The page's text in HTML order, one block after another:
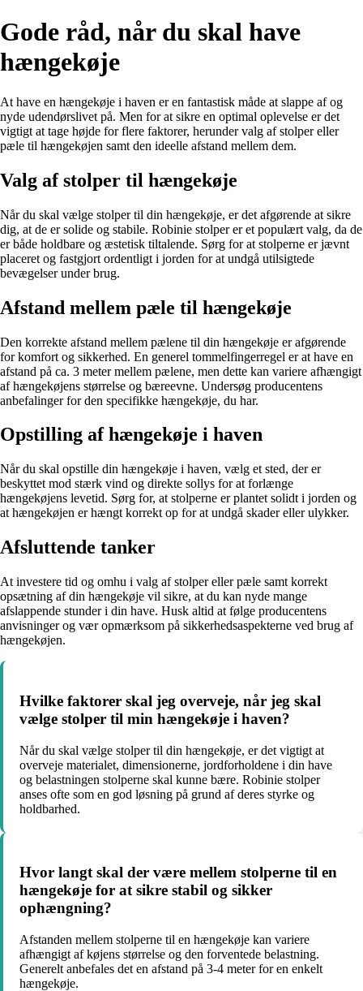
Gode råd, når du skal have
hængekøje
At have en hængekøje i haven er en fantastisk måde at slappe af og
nyde udendørslivet på. Men for at sikre en optimal oplevelse er det
vigtigt at tage højde for flere faktorer, herunder valg af stolper eller
pæle til hængekøjen samt den ideelle afstand mellem dem.
Valg af stolper til hængekøje
Når du skal vælge stolper til din hængekøje, er det afgørende at sikre
dig, at de er solide og stabile. Robinie stolper er et populært valg, da de
er både holdbare og æstetisk tiltalende. Sørg for at stolperne er jævnt
placeret og fastgjort ordentligt i jorden for at undgå utilsigtede
bevægelser under brug.
Afstand mellem pæle til hængekøje
Den korrekte afstand mellem pælene til din hængekøje er afgørende
for komfort og sikkerhed. En generel tommelfingerregel er at have en
afstand på ca. 3 meter mellem pælene, men dette kan variere afhængigt
af hængekøjens størrelse og bæreevne. Undersøg producentens
anbefalinger for den specifikke hængekøje, du har.
Opstilling af hængekøje i haven
Når du skal opstille din hængekøje i haven, vælg et sted, der er
beskyttet mod stærk vind og direkte sollys for at forlænge
hængekøjens levetid. Sørg for, at stolperne er plantet solidt i jorden og
at hængekøjen er hængt korrekt op for at undgå skader eller ulykker.
Afsluttende tanker
At investere tid og omhu i valg af stolper eller pæle samt korrekt
opsætning af din hængekøje vil sikre, at du kan nyde mange
afslappende stunder i din have. Husk altid at følge producentens
anvisninger og vær opmærksom på sikkerhedsaspekterne ved brug af
hængekøjen.
Hvilke faktorer skal jeg overveje, når jeg skal
vælge stolper til min hængekøje i haven?
Når du skal vælge stolper til din hængekøje, er det vigtigt at
overveje materialet, dimensionerne, jordforholdene i din have
og belastningen stolperne skal kunne bære. Robinie stolper
anses ofte som en god løsning på grund af deres styrke og
holdbarhed.
Hvor langt skal der være mellem stolperne til en
hængekøje for at sikre stabil og sikker
ophængning?
Afstanden mellem stolperne til en hængekøje kan variere
afhængigt af køjens størrelse og den forventede belastning.
Generelt anbefales det en afstand på 3-4 meter for en enkelt
hængekøje.